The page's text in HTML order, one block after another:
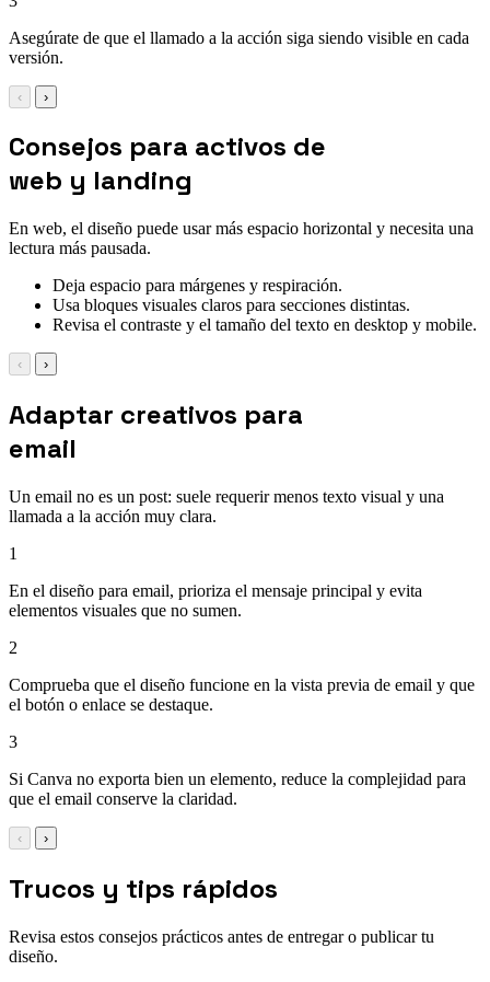
Asegúrate de que el llamado a la acción siga siendo visible en cada
versión.
‹ ›
Consejos para activos de
web y landing
En web, el diseño puede usar más espacio horizontal y necesita una
lectura más pausada.
Deja espacio para márgenes y respiración.
Usa bloques visuales claros para secciones distintas.
Revisa el contraste y el tamaño del texto en desktop y mobile.
‹ ›
Adaptar creativos para
email
Un email no es un post: suele requerir menos texto visual y una
llamada a la acción muy clara.
1
En el diseño para email, prioriza el mensaje principal y evita
elementos visuales que no sumen.
2
Comprueba que el diseño funcione en la vista previa de email y que
el botón o enlace se destaque.
3
Si Canva no exporta bien un elemento, reduce la complejidad para
que el email conserve la claridad.
‹ ›
Trucos y tips rápidos
Revisa estos consejos prácticos antes de entregar o publicar tu
diseño.